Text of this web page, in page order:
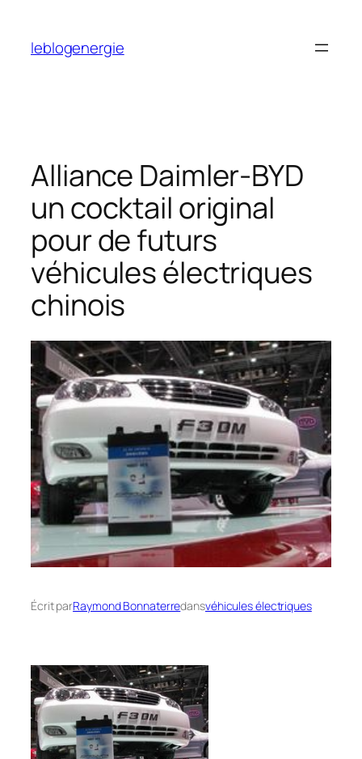
contenu
leblogenergie
Alliance Daimler-BYD
un cocktail original
pour de futurs
véhicules électriques
chinois
Écrit parRaymond Bonnaterredansvéhicules électriques